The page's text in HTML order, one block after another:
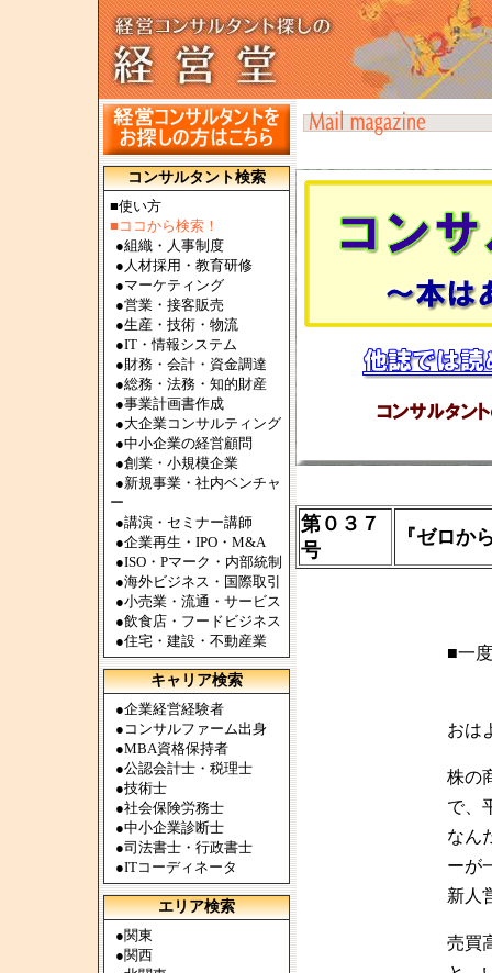
コンサルタント検索
■使い方
■ココから検索！
●組織・人事制度
● 人材採用・教育研修
●マーケティング
●営業・接客販売
●生産・技術・物流
●IT・情報システム
●財務・会計・資金調達
●総務・法務・知的財産
●事業計画書作成
●大企業コンサルティング
●中小企業の経営顧問
●創業・小規模企業
●新規事業・社内ベンチャ
ー
●講演・セミナー講師
●企業再生・IPO・M&A
●ISO・Pマーク・内部統制
●海外ビジネス・国際取引
●小売業・流通・サービス
●飲食店・フードビジネス
●住宅・建設・不動産業
キャリア検索
●企業経営経験者
● コンサルファーム出身
●MBA資格保持者
●公認会計士・税理士
●技術士
●社会保険労務士
●中小企業診断士
●司法書士・行政書士
●ITコーディネータ
エリア検索
●関東
●関西
第０３７
号
『ゼロか
■一
おは
株の
で、
なん
ーが
新人
売買